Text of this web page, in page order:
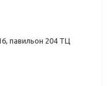
павильон 204 ТЦ